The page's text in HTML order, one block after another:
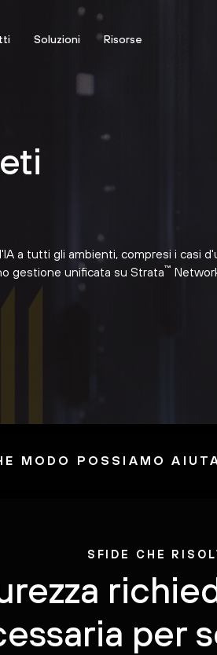
Soluzioni Risorse
a tutti gli ambienti, compresi i casi
gestione unificata su Strata™
MODO POSSIAMO
SFIDE CHE
per